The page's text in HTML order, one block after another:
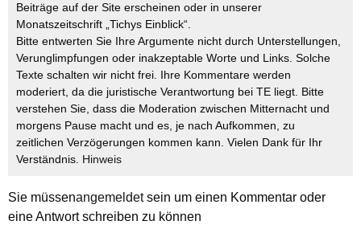
Beiträge auf der Site erscheinen oder in unserer
Monatszeitschrift „Tichys Einblick“.
Bitte entwerten Sie Ihre Argumente nicht durch Unterstellungen,
Verunglimpfungen oder inakzeptable Worte und Links. Solche
Texte schalten wir nicht frei. Ihre Kommentare werden
moderiert, da die juristische Verantwortung bei TE liegt. Bitte
verstehen Sie, dass die Moderation zwischen Mitternacht und
morgens Pause macht und es, je nach Aufkommen, zu
zeitlichen Verzögerungen kommen kann. Vielen Dank für Ihr
Verständnis. Hinweis
Sie müssenangemeldetsein um einen Kommentar oder
eine Antwort schreiben zu können